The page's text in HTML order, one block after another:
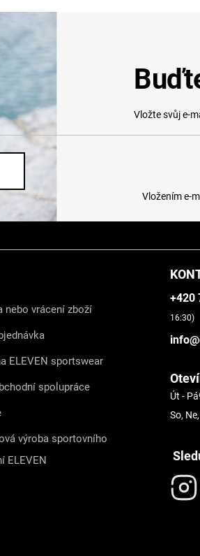
Vložte svůj e-
Vložením e-
nebo vrácení zboží
ELEVEN sportswear
spolupráce
výroba sportovního
ELEVEN
+420
16:30)
Út - Pá
So,